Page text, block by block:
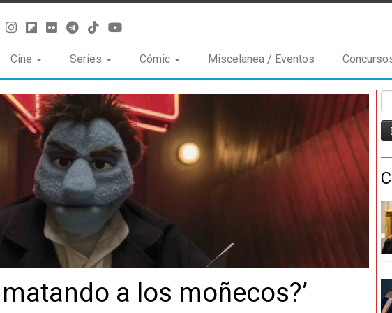
Cine Series Cómic Miscelanea / Eventos
a los moñecos?’